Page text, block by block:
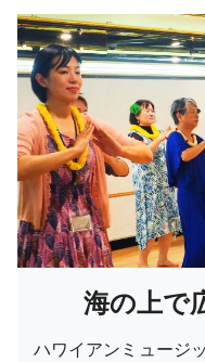
海の上で
ハワイアンミュージ